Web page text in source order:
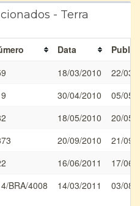
- Terra
Data
18/03/2010
22/03/
30/04/2010
05/05/
18/05/2010
20/05/
20/09/2010
21/09/
16/06/2011
17/06/
BRA/4008 14/03/2011
03/08/